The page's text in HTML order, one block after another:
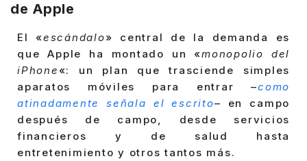
de Apple
El «escándalo» central de la demanda es
que Apple ha montado un «monopolio del
iPhone «: un plan que trasciende simples
aparatos móviles para entrar –como
atinadamente señala el escrito– en campo
después de campo, desde servicios
financieros y de salud hasta
entretenimiento y otros tantos más.